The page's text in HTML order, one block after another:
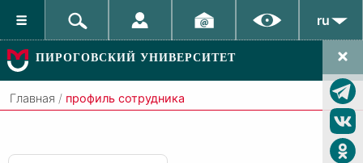
ru
ПИРОГОВСКИЙ УНИВЕРСИТЕТ
Главная / профиль сотрудника